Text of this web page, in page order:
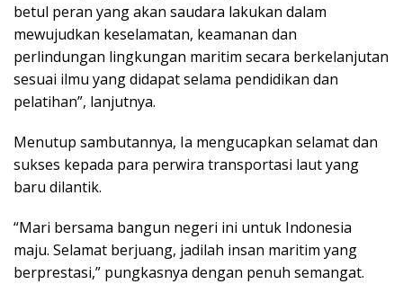
betul peran yang akan saudara lakukan dalam
mewujudkan keselamatan, keamanan dan
perlindungan lingkungan maritim secara berkelanjutan
sesuai ilmu yang didapat selama pendidikan dan
pelatihan”, lanjutnya.
Menutup sambutannya, Ia mengucapkan selamat dan
sukses kepada para perwira transportasi laut yang
baru dilantik.
“Mari bersama bangun negeri ini untuk Indonesia
maju. Selamat berjuang, jadilah insan maritim yang
berprestasi,” pungkasnya dengan penuh semangat.